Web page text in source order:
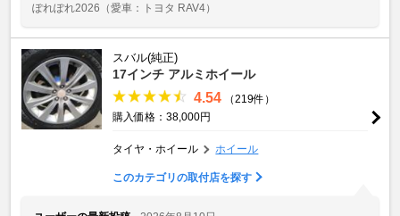
ぽれぽれ2026 （愛車：トヨタ RAV4）
スバル(純正)
17インチ アルミホイール
4.54
（219件）
購入価格：38,000円
タイヤ・ホイール ホイール
このカテゴリの取付店を探す